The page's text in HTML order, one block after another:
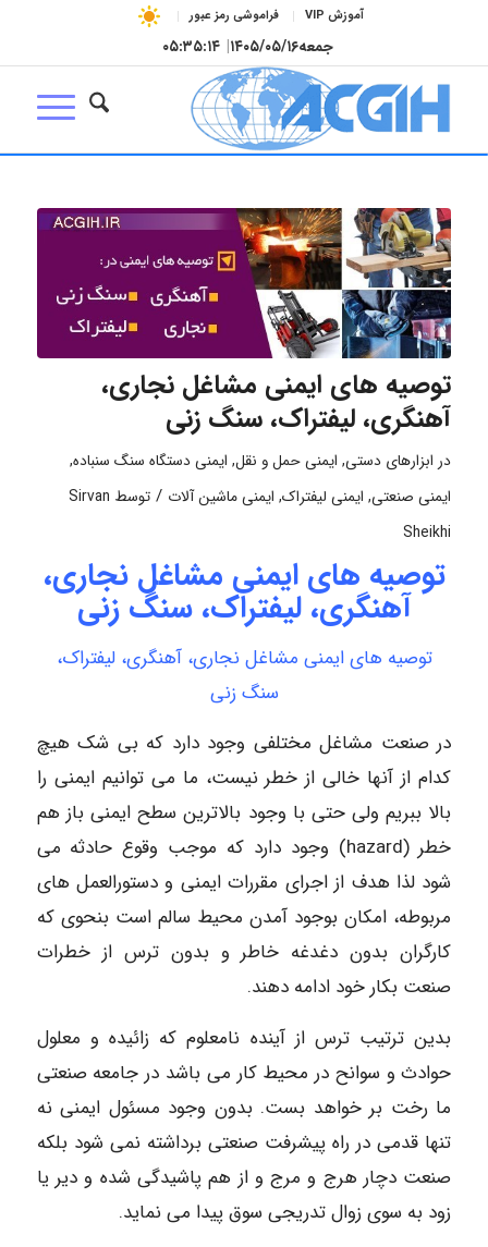
آموزش VIP فراموشی رمز عبور
جمعه۱۴۰۵/۰۵/۱۶| ۰۵:۳۵:۱۵
توصیه های ایمنی مشاغل نجاری،
آهنگری، لیفتراک، سنگ زنی
در ابزارهای دستی, ایمنی حمل و نقل, ایمنی دستگاه سنگ سنباده,
ایمنی صنعتی, ایمنی لیفتراک, ایمنی ماشین آلات / توسط Sirvan
Sheikhi
توصیه های ایمنی مشاغل نجاری،
آهنگری، لیفتراک، سنگ زنی
توصیه های ایمنی مشاغل نجاری، آهنگری، لیفتراک،
سنگ زنی
در صنعت مشاغل مختلفی وجود دارد که بی شک هیچ
کدام از آنها خالی از خطر نیست، ما می توانیم ایمنی را
بالا ببریم ولی حتی با وجود بالاترین سطح ایمنی باز هم
خطر (hazard) وجود دارد که موجب وقوع حادثه می
شود لذا هدف از اجرای مقررات ایمنی و دستورالعمل های
مربوطه، امکان بوجود آمدن محیط سالم است بنحوی که
کارگران بدون دغدغه خاطر و بدون ترس از خطرات
صنعت بکار خود ادامه دهند.
بدین ترتیب ترس از آینده نامعلوم که زائیده و معلول
حوادث و سوانح در محیط کار می باشد در جامعه صنعتی
ما رخت بر خواهد بست. بدون وجود مسئول ایمنی نه
تنها قدمی در راه پیشرفت صنعتی برداشته نمی شود بلکه
صنعت دچار هرج و مرج و از هم پاشیدگی شده و دیر یا
زود به سوی زوال تدریجی سوق پیدا می نماید.